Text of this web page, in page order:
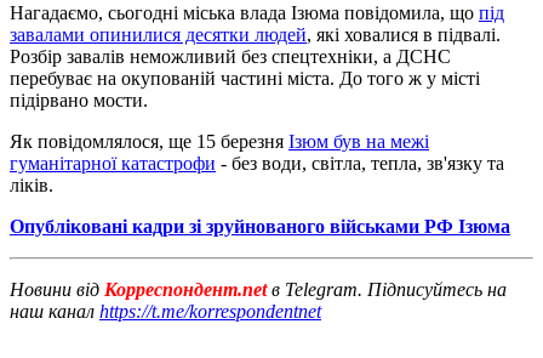
Нагадаємо, сьогодні міська влада Ізюма повідомила, що під
завалами опинилися десятки людей, які ховалися в підвалі.
Розбір завалів неможливий без спецтехніки, а ДСНС
перебуває на окупованій частині міста. До того ж у місті
підірвано мости.
Як повідомлялося, ще 15 березня Ізюм був на межі
гуманітарної катастрофи - без води, світла, тепла, зв'язку та
ліків.
Опубліковані кадри зі зруйнованого військами РФ Ізюма
Новини від Корреспондент.netв Telegram. Підписуйтесь на
наш канал https://t.me/korrespondentnet